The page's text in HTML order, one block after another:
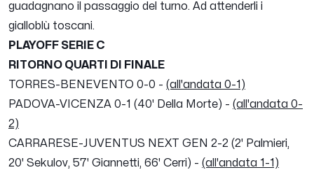
guadagnano il passaggio del turno. Ad attenderli i
gialloblù toscani.
PLAYOFF SERIE C
RITORNO QUARTI DI FINALE
TORRES-BENEVENTO 0-0 - (all'andata 0-1)
PADOVA-VICENZA 0-1 (40' Della Morte) - (all'andata 0-
2)
CARRARESE-JUVENTUS NEXT GEN 2-2 (2' Palmieri,
20' Sekulov, 57' Giannetti, 66' Cerri) - (all'andata 1-1)